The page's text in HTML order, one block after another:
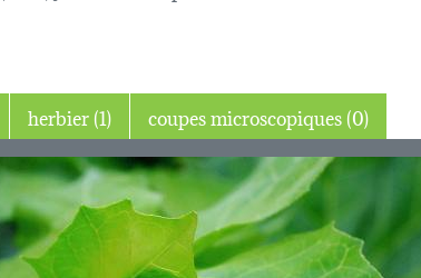
herbier (1) coupes microscopiques (0)